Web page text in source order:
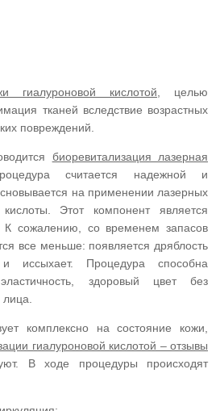
гиалуроновой кислотой , целью
тканей вследствие возрастных
повреждений.
биоревитализация лазерная
считается надежной и
на применении лазерных
Этот компонент является
К сожалению, со временем запасов
все меньше: появляется дряблость
иссыхает. Процедура способна
здоровый цвет без
лица.
комплексно на состояние кожи,
гиалуроновой кислотой – отзывы
В ходе процедуры происходят